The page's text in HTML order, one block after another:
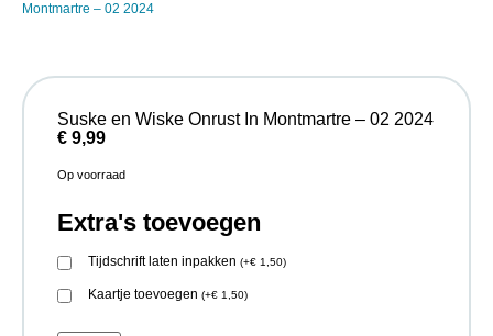
Montmartre – 02 2024
Suske en Wiske Onrust In Montmartre – 02 2024
€ 9,99
Op voorraad
Extra's toevoegen
Tijdschrift laten inpakken (+€ 1,50)
Kaartje toevoegen (+€ 1,50)